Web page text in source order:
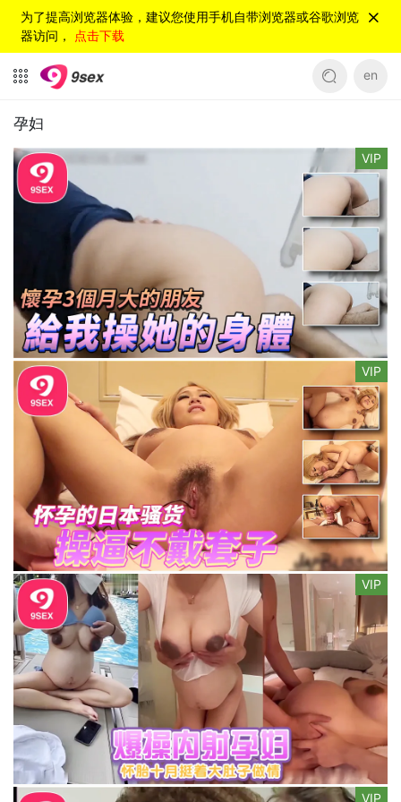
为了提高浏览器体验，建议您使用手机自带浏览器或谷歌浏览
器访问， 点击下载
en
孕妇
VIP
VIP
VIP
VIP